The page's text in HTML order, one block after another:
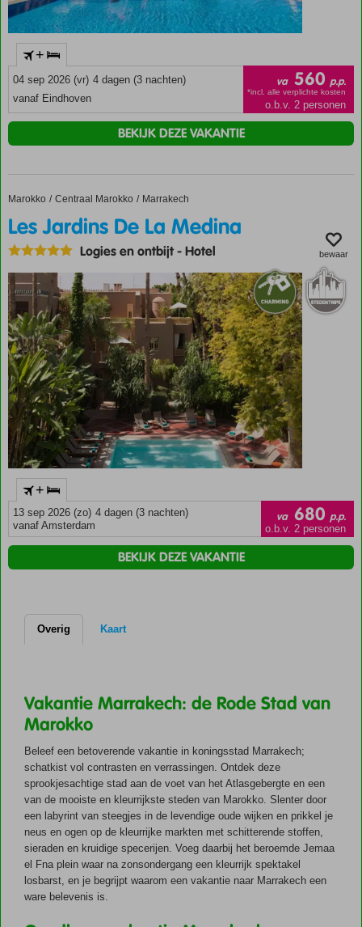
+
04 sep 2026 (vr) 4 dagen (3 nachten)
vanaf Eindhoven
va 560 p.p.
*incl. alle verplichte kosten
o.b.v. 2 personen
BEKIJK DEZE VAKANTIE
Home
Marokko Centraal Marokko Marrakech
Les Jardins De La Medina
Les Jardins De La Medina
Logies en ontbijt-Hotel bewaar
+
13 sep 2026 (zo) 4 dagen (3 nachten)
vanaf Amsterdam
va 680 p.p.
o.b.v. 2 personen
BEKIJK DEZE VAKANTIE
Overig Kaart
Vakantie Marrakech: de Rode Stad van
Marokko
Beleef een betoverende vakantie in koningsstad Marrakech;
schatkist vol contrasten en verrassingen. Ontdek deze
sprookjesachtige stad aan de voet van het Atlasgebergte en een
van de mooiste en kleurrijkste steden van Marokko. Slenter door
een labyrint van steegjes in de levendige oude wijken en prikkel je
neus en ogen op de kleurrijke markten met schitterende stoffen,
sieraden en kruidige specerijen. Voeg daarbij het beroemde Jemaa
el Fna plein waar na zonsondergang een kleurrijk spektakel
losbarst, en je begrijpt waarom een vakantie naar Marrakech een
ware belevenis is.